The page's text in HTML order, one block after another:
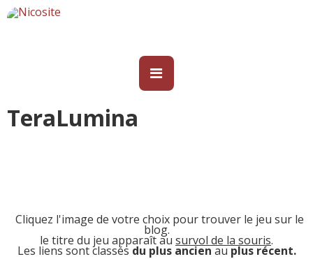
TeraLumina
Cliquez l'image de votre choix pour trouver le jeu sur le
blog.
le titre du jeu apparaît au survol de la souris.
Les liens sont classés du plus ancienauplus récent.